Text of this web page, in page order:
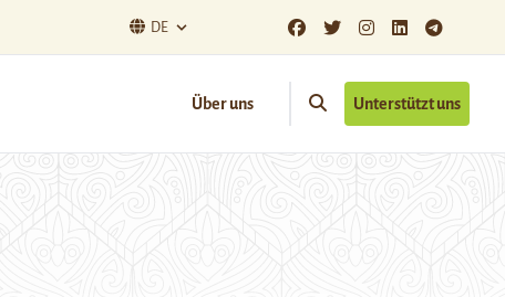
DE
Über uns Unterstützt uns